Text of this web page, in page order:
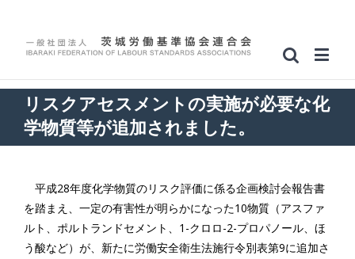
リスクアセスメントの実施が必要な化
学物質等が追加されました。
平成28年度化学物質のリスク評価に係る企画検討会報告書
を踏まえ、一定の有害性が明らかになった10物質（アスファ
ルト、ポルトランドセメント、1-クロロ-2-プロパノール、ほ
う酸など）が、新たに労働安全衛生法施行令別表第9に追加さ